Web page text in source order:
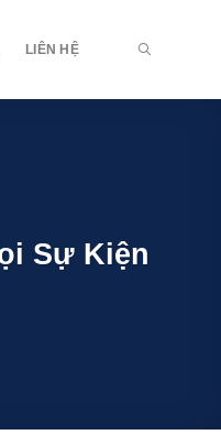
LIÊN HỆ
Sự Kiện